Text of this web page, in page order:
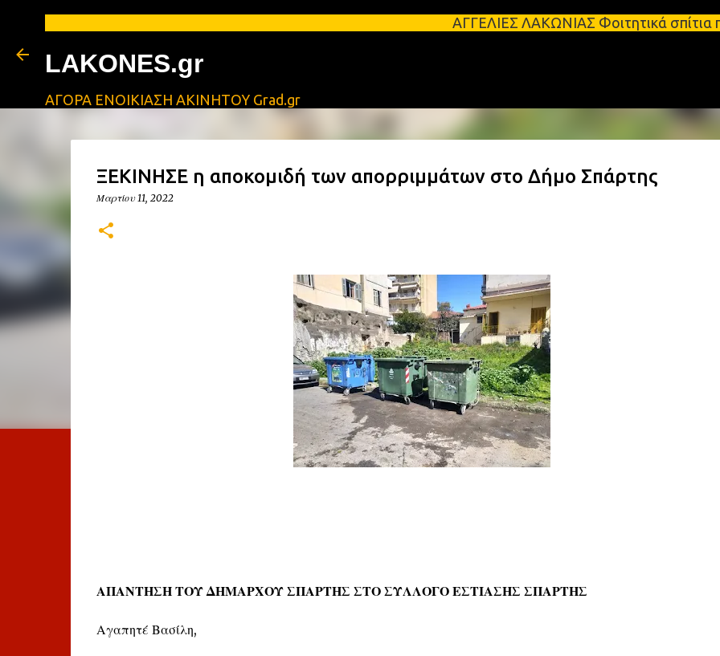
Μετάβαση στο κύριο περιεχόμενο
ΑΓΓΕΛΙΕΣ ΛΑΚΩΝΙΑΣ Φοιτητικά σπίτια προς
LAKONES.gr
ΑΓΟΡΑ ΕΝΟΙΚΙΑΣΗ ΑΚΙΝΗΤΟΥ Grad.gr
ΞΕΚΙΝΗΣΕ η αποκομιδή των απορριμμάτων στο Δήμο Σπάρτης
Μαρτίου 11, 2022
ΑΠΑΝΤΗΣΗ ΤΟΥ ΔΗΜΑΡΧΟΥ ΣΠΑΡΤΗΣ ΣΤΟ ΣΥΛΛΟΓΟ ΕΣΤΙΑΣΗΣ ΣΠΑΡΤΗΣ
Αγαπητέ Βασίλη,